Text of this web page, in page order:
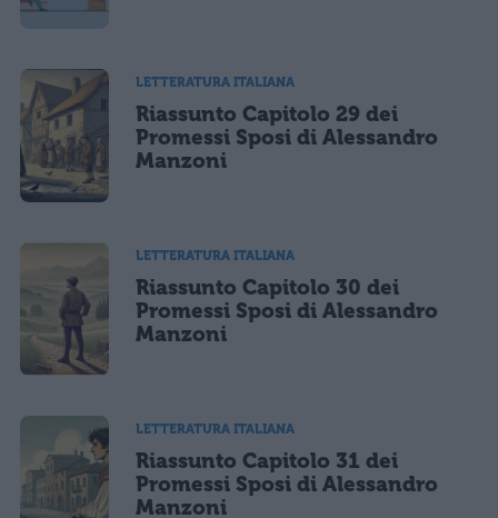
LETTERATURA ITALIANA
Riassunto Capitolo 29 dei
Promessi Sposi di Alessandro
Manzoni
LETTERATURA ITALIANA
Riassunto Capitolo 30 dei
Promessi Sposi di Alessandro
Manzoni
LETTERATURA ITALIANA
Riassunto Capitolo 31 dei
Promessi Sposi di Alessandro
Manzoni